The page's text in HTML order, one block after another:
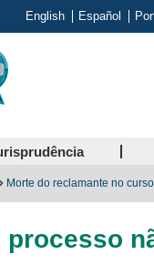
English Español
Morte do reclamante no